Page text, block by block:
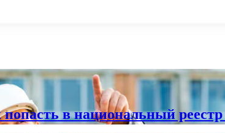
в национальный реестр